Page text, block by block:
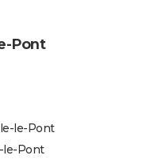
Pont
le-Pont
le-Pont